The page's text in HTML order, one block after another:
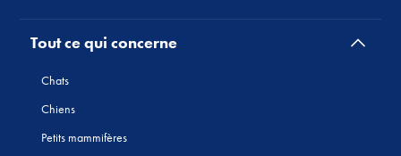
Tout ce qui concerne
Chats
Chiens
Petits mammifères